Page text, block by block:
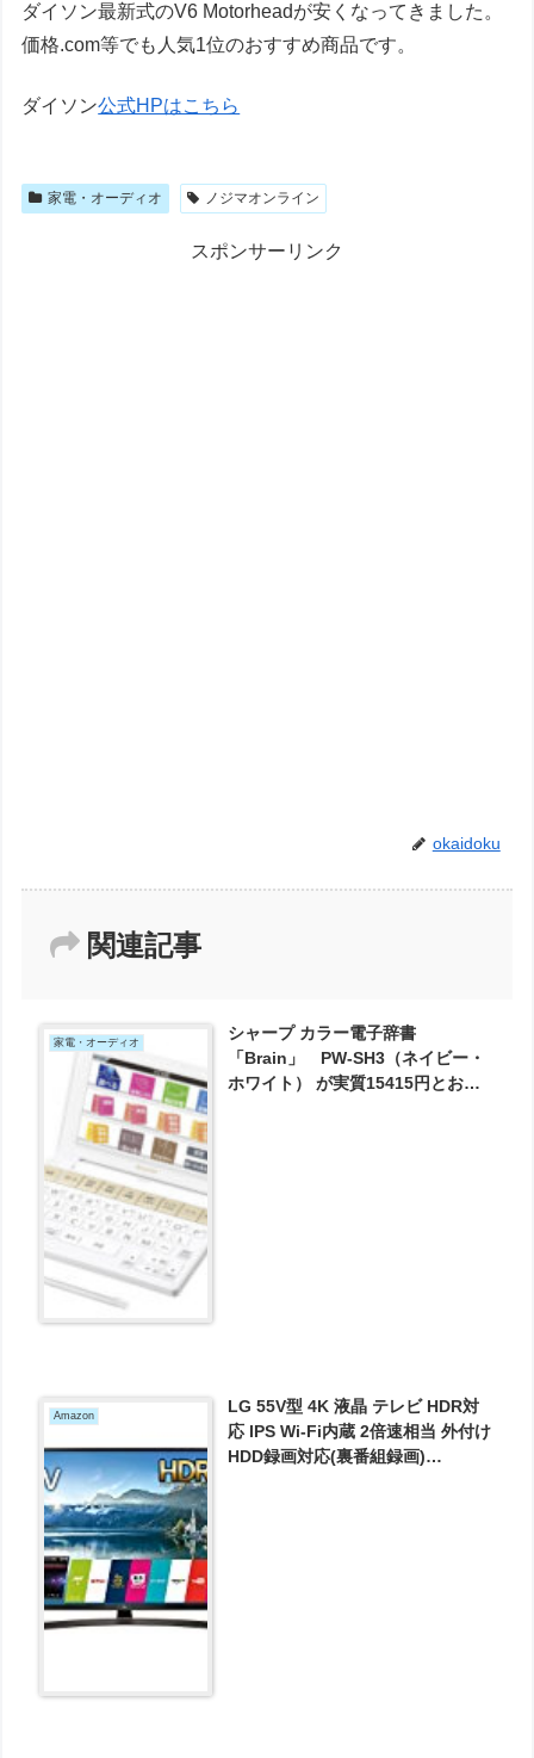
ダイソン最新式のV6 Motorheadが安くなってきました。
価格.com等でも人気1位のおすすめ商品です。
ダイソン公式HPはこちら
家電・オーディオ ノジマオンライン
スポンサーリンク
okaidoku
関連記事
家電・オーディオ
シャープ カラー電子辞書
「Brain」 PW-SH3（ネイビー・
ホワイト） が実質15415円とお買
Amazon
LG 55V型 4K 液晶 テレビ HDR対
応 IPS Wi-Fi内蔵 2倍速相当 外付け
HDD録画対応(裏番組録画)